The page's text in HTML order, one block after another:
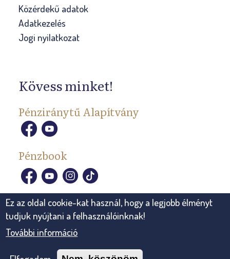
Közérdekű adatok
Adatkezelés
Jogi nyilatkozat
Kövess minket!
Pénziránytű Alapítvány
Pénzbook
© 2026, Pénziránytű Alapítvány Minden jog fenntartva.
Ez az oldal cookie-kat használ, hogy a legjobb élményt
tudjuk nyújtani a felhasználóinknak!
További információ